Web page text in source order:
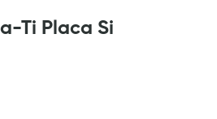
Ti Placa Si